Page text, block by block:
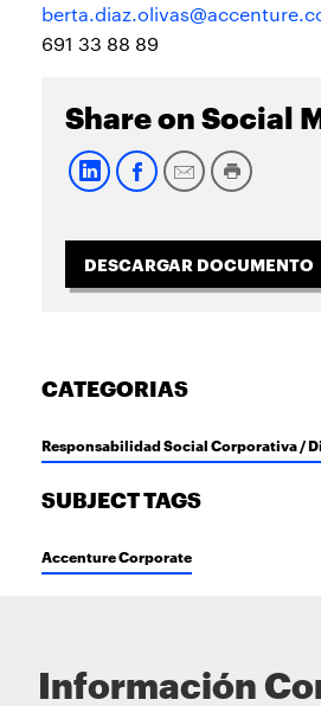
691 33 88 89
Share on Social
DESCARGAR DOCUMENTO
CATEGORIAS
Responsabilidad Social Corporativa /
SUBJECT TAGS
Accenture Corporate
Información